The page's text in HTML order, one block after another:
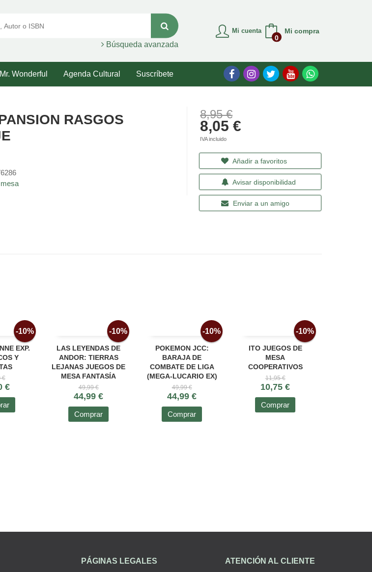
Búsqueda avanzada
Mi cuenta
Mi compra
0
Mr. Wonderful Agenda Cultural Suscríbete
RASGOS
8,95 €
8,05 €
IVA incluido
Añadir a favoritos
Avisar disponibilidad
Enviar a un amigo
-10%
EXP.
Y
€
€
-10%
LAS LEYENDAS DE
ANDOR: TIERRAS
LEJANAS JUEGOS DE
MESA FANTASÍA
49,99 €
44,99 €
Comprar
-10%
POKEMON JCC:
BARAJA DE
COMBATE DE LIGA
(MEGA-LUCARIO EX)
49,99 €
44,99 €
Comprar
-10%
ITO JUEGOS DE
MESA
COOPERATIVOS
11,95 €
10,75 €
Comprar
PÁGINAS LEGALES ATENCIÓN AL CLIENTE